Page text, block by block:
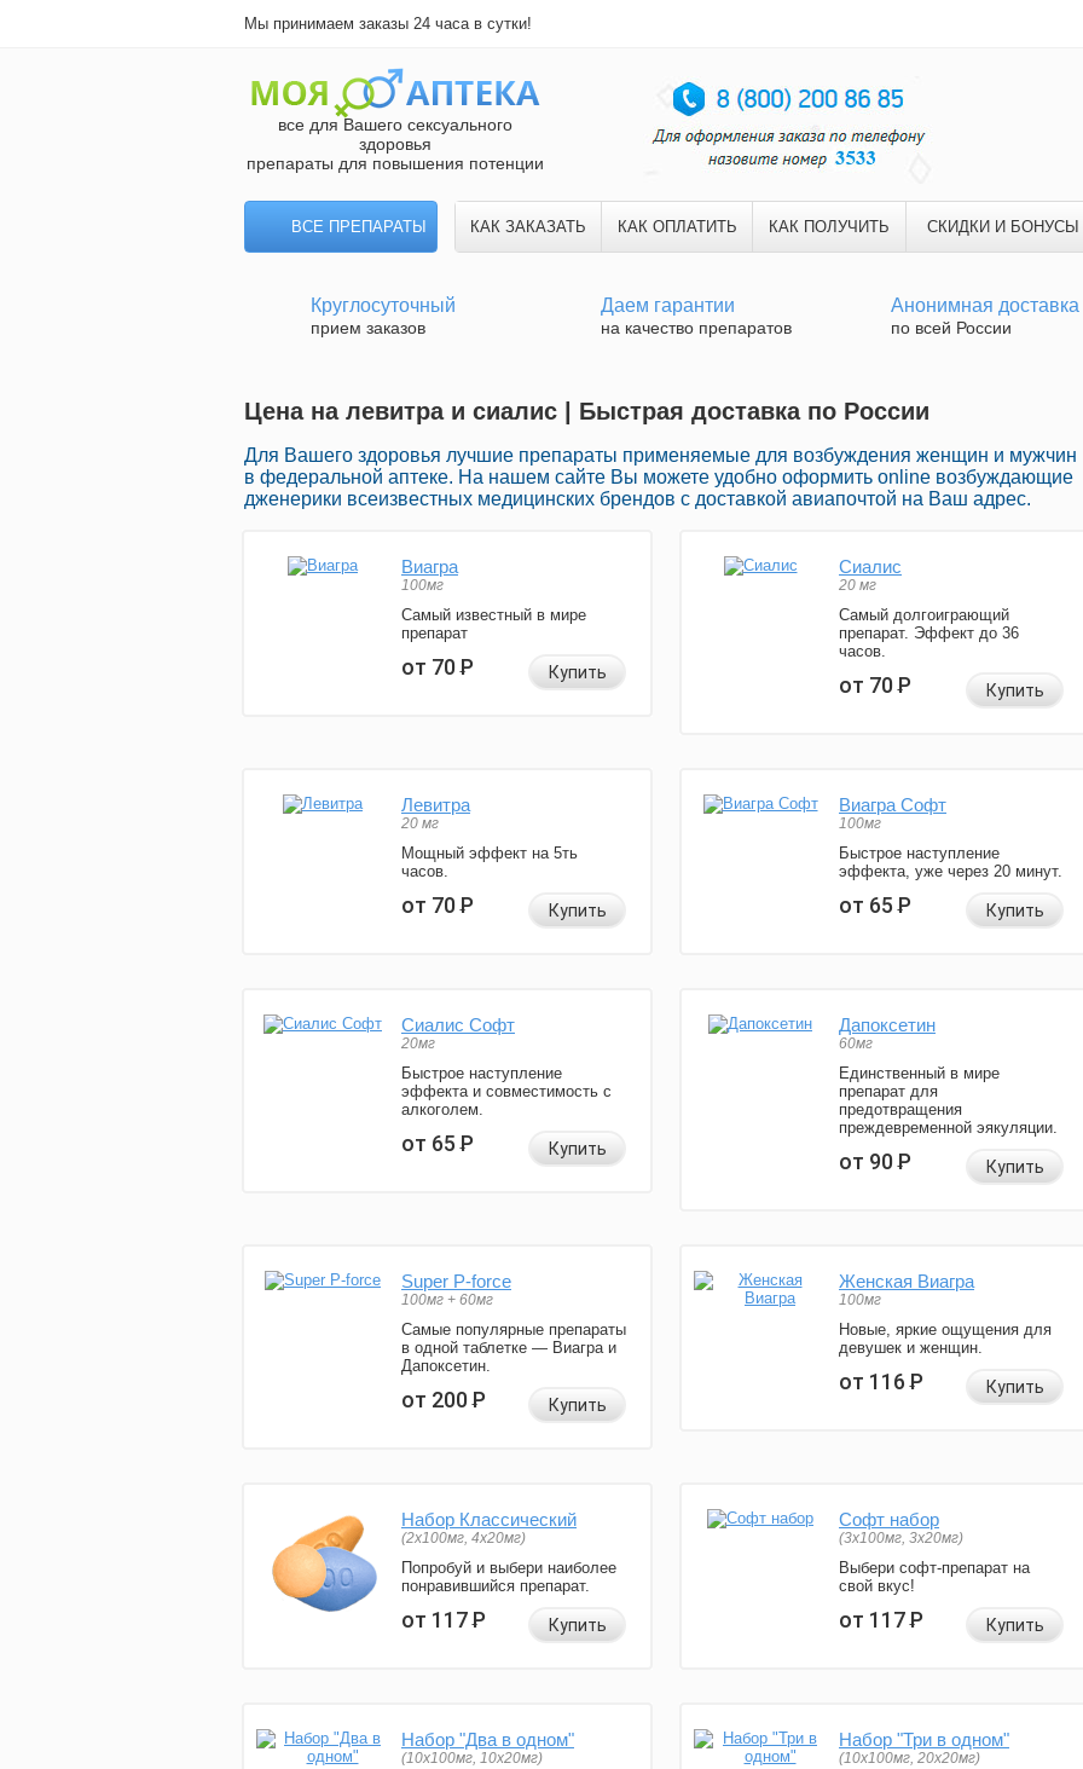
Мы принимаем заказы 24 часа в сутки!
все для Вашего сексуального
здоровья
препараты для повышения потенции
ВСЕ ПРЕПАРАТЫ КАК ЗАКАЗАТЬ КАК ОПЛАТИТЬ КАК ПОЛУЧИТЬ СКИДКИ И БОНУСЫ
Круглосуточный
прием заказов
Даем гарантии
на качество препаратов
Анонимная доставка
по всей России
Цена на левитра и сиалис | Быстрая доставка по России
Для Вашего здоровья лучшие препараты применяемые для возбуждения женщин и мужчин
в федеральной аптеке. На нашем сайте Вы можете удобно оформить online возбуждающие
дженерики всеизвестных медицинских брендов с доставкой авиапочтой на Ваш адрес.
Виагра
100мг
Самый известный в мире
препарат
от 70Р Купить
Сиалис
20 мг
Самый долгоиграющий
препарат. Эффект до 36
часов.
от 70Р Купить
Левитра
20 мг
Мощный эффект на 5ть
часов.
от 70Р Купить
Виагра Софт
100мг
Быстрое наступление
эффекта, уже через 20 минут.
от 65Р Купить
Сиалис Софт
20мг
Быстрое наступление
эффекта и совместимость с
алкоголем.
от 65Р Купить
Дапоксетин
60мг
Единственный в мире
препарат для
предотвращения
преждевременной эякуляции.
от 90Р Купить
Super P-force
100мг + 60мг
Самые популярные препараты
в одной таблетке — Виагра и
Дапоксетин.
от 200Р Купить
Женская Виагра
100мг
Новые, яркие ощущения для
девушек и женщин.
от 116Р Купить
Набор Классический
(2x100мг, 4x20мг)
Попробуй и выбери наиболее
понравившийся препарат.
от 117Р Купить
Софт набор
(3x100мг, 3x20мг)
Выбери софт-препарат на
свой вкус!
от 117Р Купить
Набор "Два в одном"
(10x100мг, 10x20мг)
Набор "Три в одном"
(10x100мг, 20x20мг)